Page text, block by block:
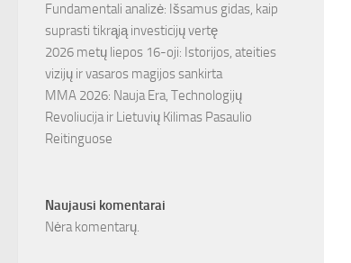
Fundamentali analizė: Išsamus gidas, kaip
suprasti tikrąją investicijų vertę
2026 metų liepos 16-oji: Istorijos, ateities
vizijų ir vasaros magijos sankirta
MMA 2026: Nauja Era, Technologijų
Revoliucija ir Lietuvių Kilimas Pasaulio
Reitinguose
Naujausi komentarai
Nėra komentarų.